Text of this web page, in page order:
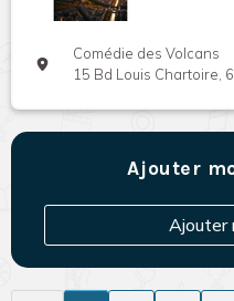
Comédie des Volcans
15 Bd Louis Chartoire,
Ajouter
Ajouter